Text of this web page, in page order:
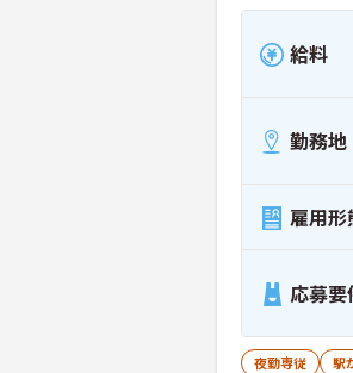
給料
勤務地
雇用形
応募要
夜勤専従 駅